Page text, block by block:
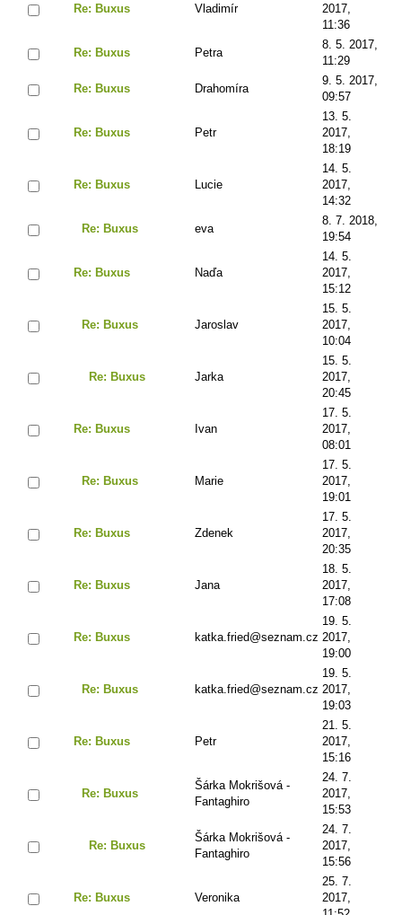
Re: Buxus Vladimír
2017,
11:36
Re: Buxus Petra
8. 5. 2017,
11:29
Re: Buxus Drahomíra
9. 5. 2017,
09:57
Re: Buxus Petr
13. 5.
2017,
18:19
Re: Buxus Lucie
14. 5.
2017,
14:32
Re: Buxus eva
8. 7. 2018,
19:54
Re: Buxus Naďa
14. 5.
2017,
15:12
Re: Buxus Jaroslav
15. 5.
2017,
10:04
Re: Buxus Jarka
15. 5.
2017,
20:45
Re: Buxus Ivan
17. 5.
2017,
08:01
Re: Buxus Marie
17. 5.
2017,
19:01
Re: Buxus Zdenek
17. 5.
2017,
20:35
Re: Buxus Jana
18. 5.
2017,
17:08
Re: Buxus katka.fried@seznam.cz
19. 5.
2017,
19:00
Re: Buxus katka.fried@seznam.cz
19. 5.
2017,
19:03
Re: Buxus Petr
21. 5.
2017,
15:16
Re: Buxus
Šárka Mokrišová -
Fantaghiro
24. 7.
2017,
15:53
Re: Buxus
Šárka Mokrišová -
Fantaghiro
24. 7.
2017,
15:56
Re: Buxus Veronika
25. 7.
2017,